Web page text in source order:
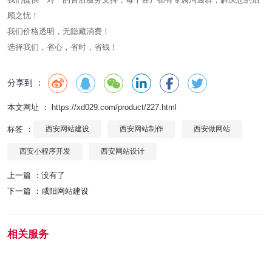
顾之忧！
我们价格透明，无隐藏消费！
选择我们，省心，省时，省钱！
分享到 ：
本文网址 ： https://xd029.com/product/227.html
标签 ： 西安网站建设 西安网站制作 西安做网站
西安小程序开发 西安网站设计
上一篇 ： 没有了
下一篇 ： 咸阳网站建设
相关服务